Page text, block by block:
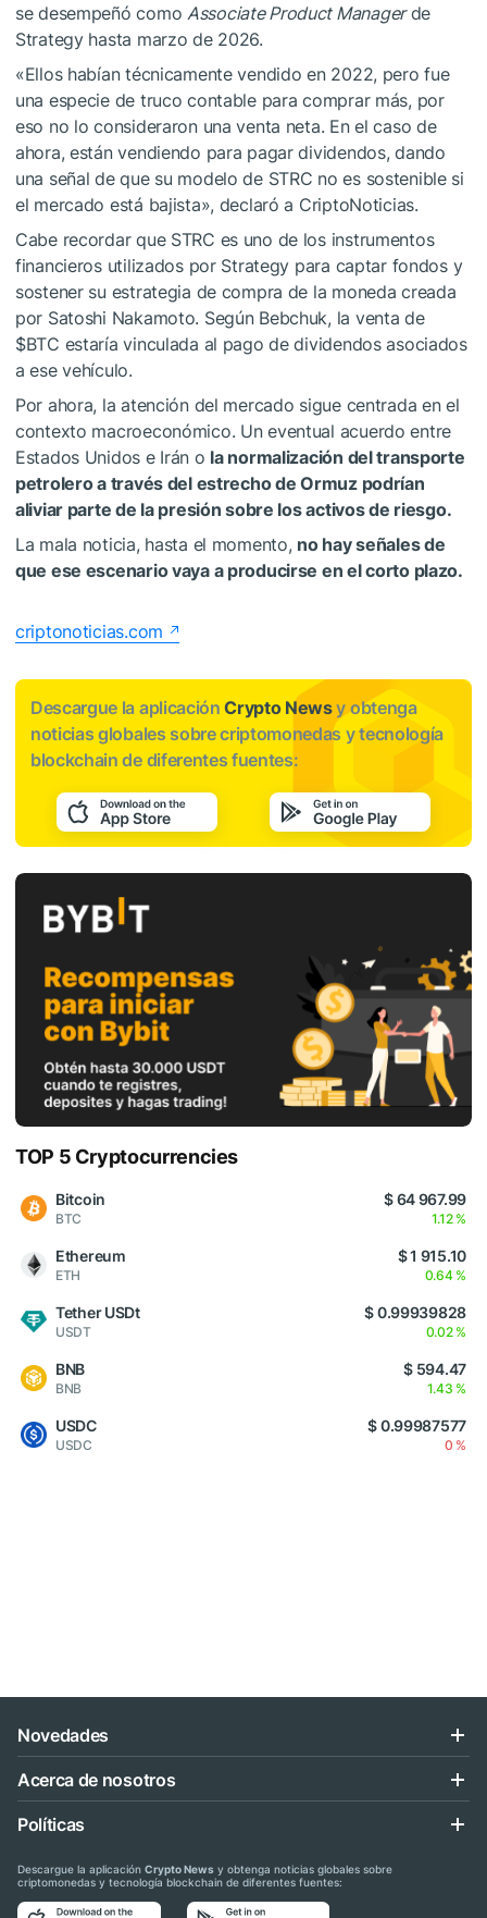
se desempeñó como Associate Product Managerde
Strategy hasta marzo de 2026.
«Ellos habían técnicamente vendido en 2022, pero fue
una especie de truco contable para comprar más, por
eso no lo consideraron una venta neta. En el caso de
ahora, están vendiendo para pagar dividendos, dando
una señal de que su modelo de STRC no es sostenible si
el mercado está bajista», declaró a CriptoNoticias.
Cabe recordar que STRC es uno de los instrumentos
financieros utilizados por Strategy para captar fondos y
sostener su estrategia de compra de la moneda creada
por Satoshi Nakamoto. Según Bebchuk, la venta de
$BTC estaría vinculada al pago de dividendos asociados
a ese vehículo.
Por ahora, la atención del mercado sigue centrada en el
contexto macroeconómico. Un eventual acuerdo entre
Estados Unidos e Irán o la normalización del transporte
petrolero a través del estrecho de Ormuz podrían
aliviar parte de la presión sobre los activos de riesgo.
La mala noticia, hasta el momento, no hay señales de
que ese escenario vaya a producirse en el corto plazo.
criptonoticias.com
Descargue la aplicaciónCrypto Newsy obtenga
noticias globales sobre criptomonedas y tecnología
blockchain de diferentes fuentes:
TOP 5 Cryptocurrencies
Bitcoin
BTC
$ 64 967.99
1.12 %
Ethereum
ETH
$ 1 915.10
0.64 %
Tether USDt
USDT
$ 0.99939828
0.02 %
BNB
BNB
$ 594.47
1.43 %
USDC
USDC
$ 0.99987577
0 %
Novedades
Acerca de nosotros
Políticas
Descargue la aplicación Crypto News y obtenga noticias globales sobre
criptomonedas y tecnología blockchain de diferentes fuentes: